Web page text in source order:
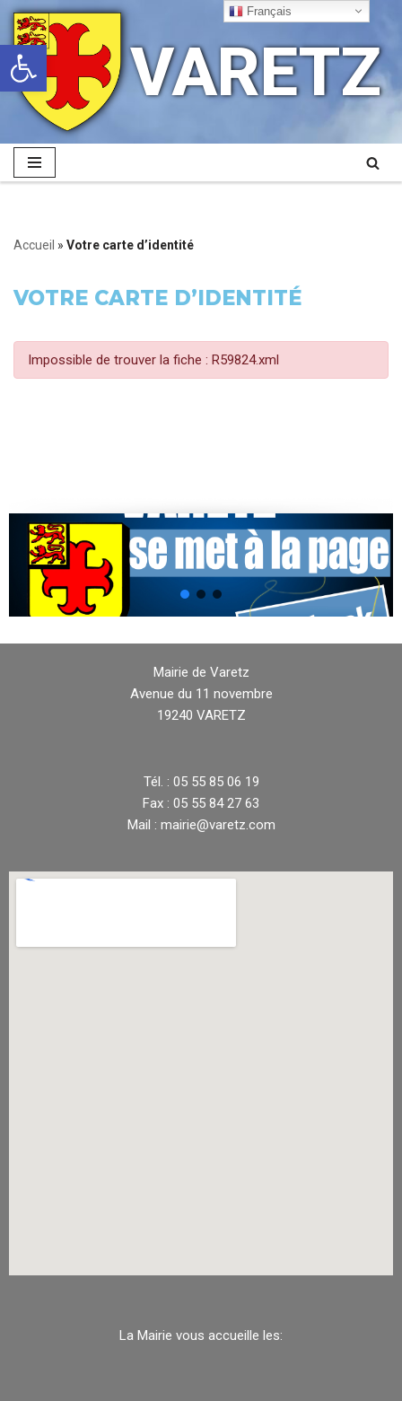
Ouvrir la barre d’outils
Aller
au
contenu
VARETZ
Accueil » Votre carte d’identité
VOTRE CARTE D’IDENTITÉ
Impossible de trouver la fiche : R59824.xml
Mairie de Varetz
Avenue du 11 novembre
19240 VARETZ
Tél. : 05 55 85 06 19
Fax : 05 55 84 27 63
Mail : mairie@varetz.com
La Mairie vous accueille les:
Français